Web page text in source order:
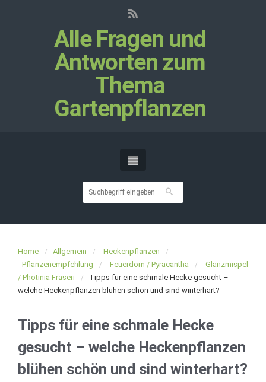
Alle Fragen und
Antworten zum
Thema
Gartenpflanzen
Home Allgemein
Heckenpflanzen
Pflanzenempfehlung
Feuerdorn / Pyracantha
Glanzmispel
/ Photinia Fraseri
Tipps für eine schmale Hecke gesucht –
welche Heckenpflanzen blühen schön und sind winterhart?
Tipps für eine schmale Hecke
gesucht – welche Heckenpflanzen
blühen schön und sind winterhart?